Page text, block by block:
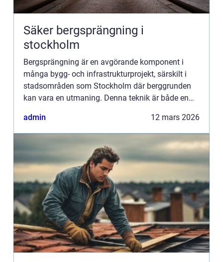
Säker bergsprängning i
stockholm
Bergsprängning är en avgörande komponent i
många bygg- och infrastrukturprojekt, särskilt i
stadsområden som Stockholm där berggrunden
kan vara en utmaning. Denna teknik är både en
precision och expertis för att...
admin 12 mars 2026